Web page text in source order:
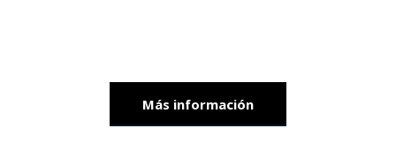
Más información